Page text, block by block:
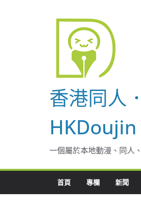
香港同人．
HKDoujin
一個屬於本地動漫、同人
首頁 專欄 新聞